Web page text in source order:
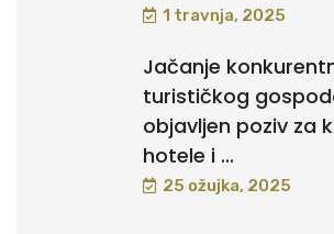
1 travnja, 2025
Jačanje
turističkog
objavljen poziv za
hotele i ...
25 ožujka, 2025